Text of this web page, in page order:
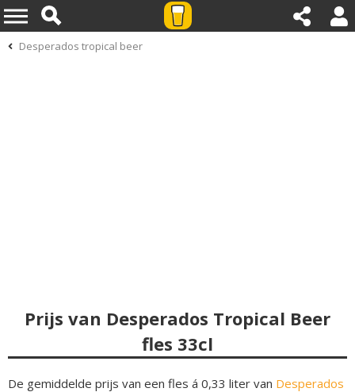
Desperados tropical beer
Prijs van Desperados Tropical Beer
fles 33cl
De gemiddelde prijs van een fles á 0,33 liter van Desperados